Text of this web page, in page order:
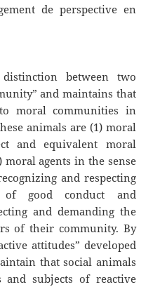
de perspective en
between two
and maintains that
moral communities in
animals are (1) moral
and equivalent moral
agents in the sense
and respecting
of good conduct and
and demanding the
of their community. By
attitudes” developed
that social animals
subjects of reactive